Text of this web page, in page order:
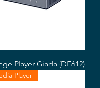
Player Giada (DF612)
Player